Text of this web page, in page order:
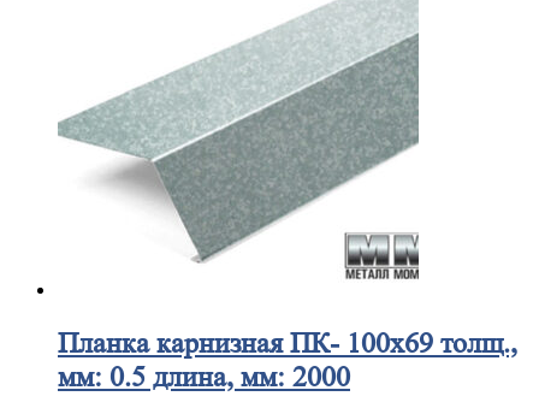
Планкакарнизная ПК- 100х69 толщ.,
мм: 0.5 длина, мм: 2000